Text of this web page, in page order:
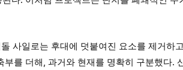
사일로는 후대에 덧붙여진 요소를 제거하
를 더해, 과거와 현재를 명확히 구분했다.